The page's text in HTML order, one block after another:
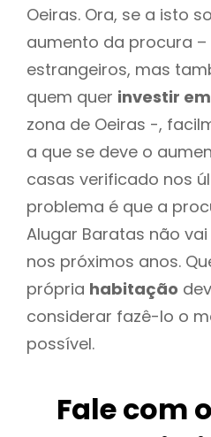
Oeiras. Ora, se a isto
aumento da procura
estrangeiros, mas
quem quer investir
zona de Oeiras -,
a que se deve o
casas verificado nos
problema é que a
Alugar Baratas não
nos próximos anos.
própria habitação
considerar fazê-lo o
possível.
Fale com